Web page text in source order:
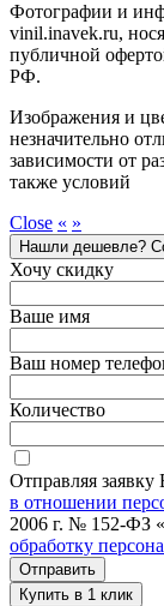
Фотографии и
vinil.inavek.ru,
публичной
РФ.
Изображения и
незначительно
зависимости от
также условий
Close « »
Нашли дешевле?
Хочу скидку
Ваше имя
Ваш номер
Количество
Отправляя заявку
в отношении
2006 г. № 152-ФЗ
обработку
Отправить
Купить в 1 клик